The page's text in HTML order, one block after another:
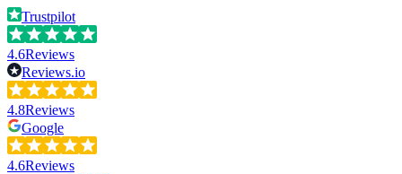
Trustpilot
4.6Reviews
Reviews.io
4.8Reviews
Google
4.6Reviews